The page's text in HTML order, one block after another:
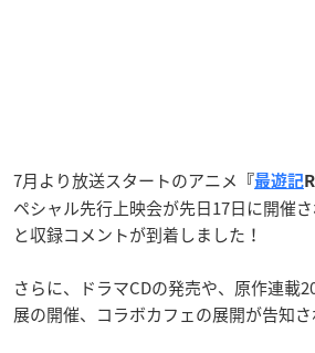
7月より放送スタートのアニメ 『最遊記
ペシャル先行上映会が先日17日に開催
と収録コメントが到着しました！
さらに、ドラマCDの発売や、原作連載
展の開催、コラボカフェの展開が告知さ